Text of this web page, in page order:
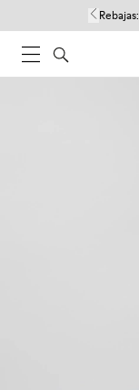
Rebajas: